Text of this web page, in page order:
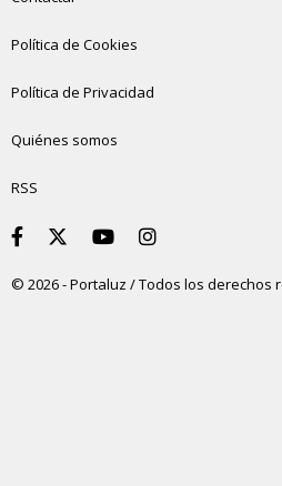
Política de Cookies
Política de Privacidad
Quiénes somos
RSS
© 2026 - Portaluz / Todos los derechos